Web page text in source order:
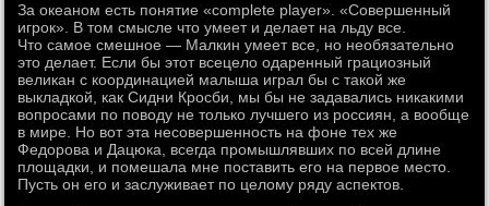
За океаном есть понятие «complete player». «Совершенный
игрок». В том смысле что умеет и делает на льду все.
Что самое смешное — Малкин умеет все, но необязательно
это делает. Если бы этот всецело одаренный грациозный
великан с координацией малыша играл бы с такой же
выкладкой, как Сидни Кросби, мы бы не задавались никакими
вопросами по поводу не только лучшего из россиян, а вообще
в мире. Но вот эта несовершенность на фоне тех же
Федорова и Дацюка, всегда промышлявших по всей длине
площадки, и помешала мне поставить его на первое место.
Пусть он его и заслуживает по целому ряду аспектов.